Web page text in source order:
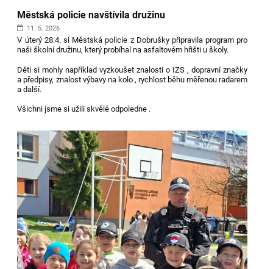
Městská policie navštívila družinu
11. 5. 2026
V úterý 28.4. si Městská policie z Dobrušky připravila program pro
naši školní družinu, který probíhal na asfaltovém hřišti u školy.
Děti si mohly například vyzkoušet znalosti o IZS , dopravní značky
a předpisy, znalost výbavy na kolo , rychlost běhu měřenou radarem
a další.
Všichni jsme si užili skvělé odpoledne .